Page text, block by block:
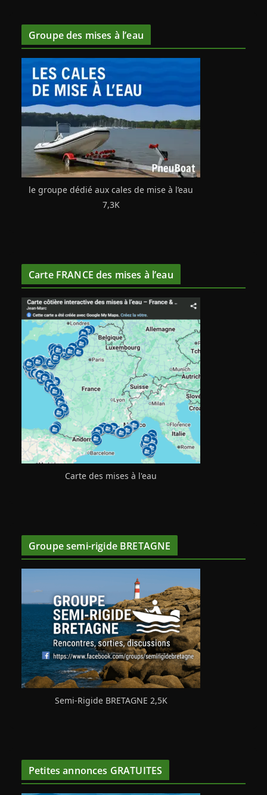
Groupe des mises à l’eau
le groupe dédié aux cales de mise à l’eau
7,3K
Carte FRANCE des mises à l’eau
Carte des mises à l'eau
Groupe semi-rigide BRETAGNE
Semi-Rigide BRETAGNE 2,5K
Petites annonces GRATUITES